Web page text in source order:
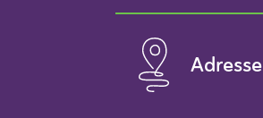
Adresse